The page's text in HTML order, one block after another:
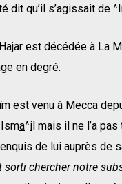
dit qu’il s’agissait de
est décédée à La
en degré.
est venu à Mecca
a^il mais il ne l’a
enquis de lui auprès de
sorti chercher notre